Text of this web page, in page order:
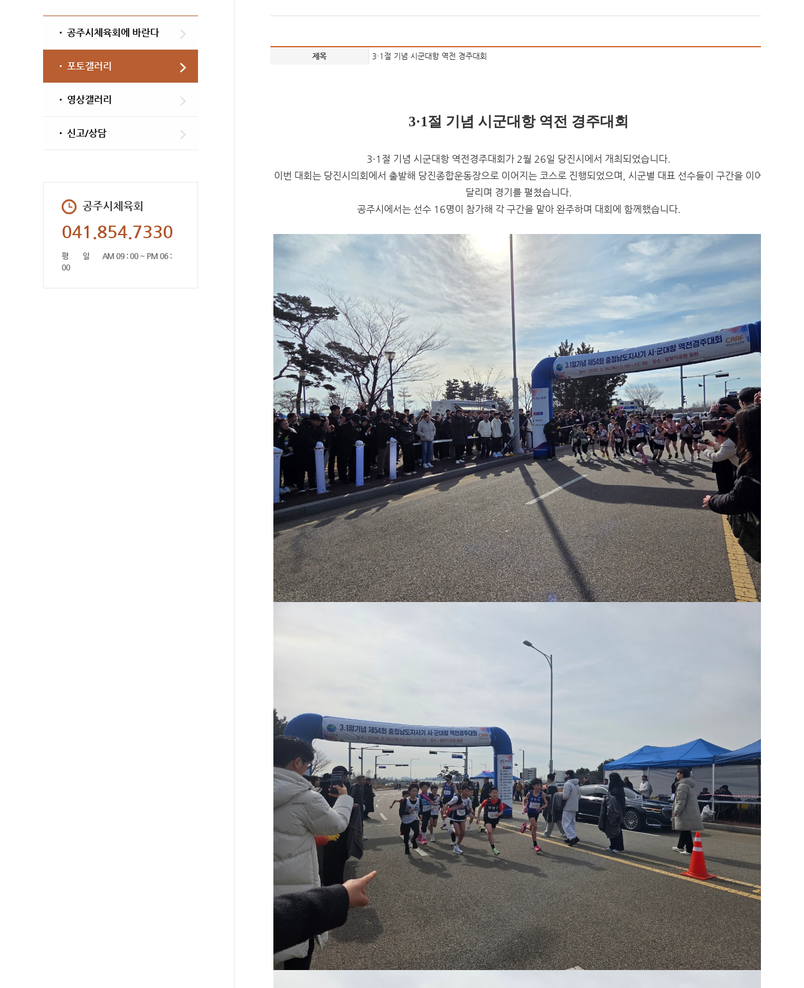
공주시체육회에 바란다
포토갤러리
영상갤러리
신고/상담
공주시체육회
041.854.7330
평 일
AM 09 : 00 ~ PM 06 :
00
제목 3·1절 기념 시군대항 역전 경주대회
3·1절 기념 시군대항 역전 경주대회
3·1절 기념 시군대항 역전경주대회가 2월 26일 당진시 에서 개최되었습니다.
이번 대회는 당진시의회에서 출발해 당진종합운동장으로 이어지는 코스로 진행되었으며, 시군별 대표 선수들이 구간을 이어
달리며 경기를 펼쳤습니다.
공주시에서는 선수 16명이 참가해 각 구간을 맡아 완주하며 대회에 함께했습니다.